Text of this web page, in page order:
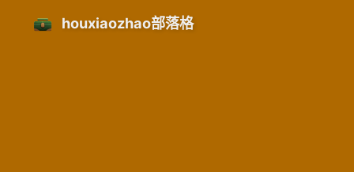
houxiaozhao部落格